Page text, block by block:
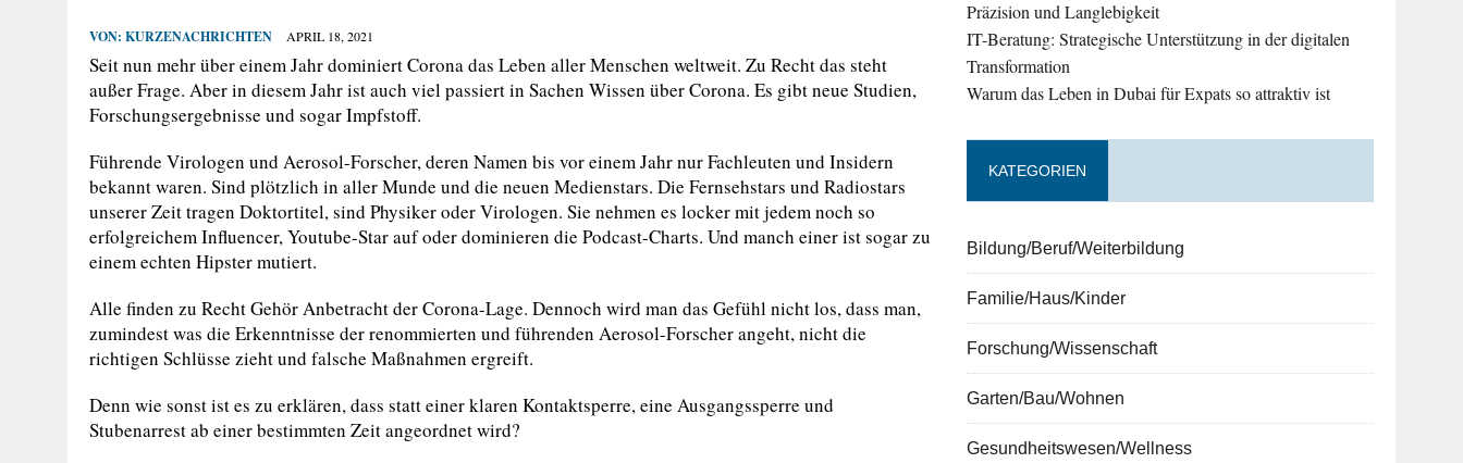
VON: KURZENACHRICHTEN APRIL 18, 2021
Seit nun mehr über einem Jahr dominiert Corona das Leben aller Menschen weltweit. Zu Recht das steht
außer Frage. Aber in diesem Jahr ist auch viel passiert in Sachen Wissen über Corona. Es gibt neue Studien,
Forschungsergebnisse und sogar Impfstoff.
Führende Virologen und Aerosol-Forscher, deren Namen bis vor einem Jahr nur Fachleuten und Insidern
bekannt waren. Sind plötzlich in aller Munde und die neuen Medienstars. Die Fernsehstars und Radiostars
unserer Zeit tragen Doktortitel, sind Physiker oder Virologen. Sie nehmen es locker mit jedem noch so
erfolgreichem Influencer, Youtube-Star auf oder dominieren die Podcast-Charts. Und manch einer ist sogar zu
einem echten Hipster mutiert.
Alle finden zu Recht Gehör Anbetracht der Corona-Lage. Dennoch wird man das Gefühl nicht los, dass man,
zumindest was die Erkenntnisse der renommierten und führenden Aerosol-Forscher angeht, nicht die
richtigen Schlüsse zieht und falsche Maßnahmen ergreift.
Denn wie sonst ist es zu erklären, dass statt einer klaren Kontaktsperre, eine Ausgangssperre und
Stubenarrest ab einer bestimmten Zeit angeordnet wird?
Präzision und Langlebigkeit
IT-Beratung: Strategische Unterstützung in der digitalen
Transformation
Warum das Leben in Dubai für Expats so attraktiv ist
KATEGORIEN
Bildung/Beruf/Weiterbildung
Familie/Haus/Kinder
Forschung/Wissenschaft
Garten/Bau/Wohnen
Gesundheitswesen/Wellness